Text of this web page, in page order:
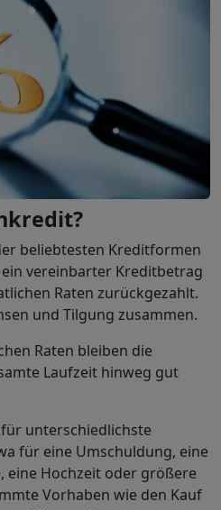
beliebtesten Kreditformen
vereinbarter Kreditbetrag
Raten zurückgezahlt.
und Tilgung zusammen.
Raten bleiben die
Laufzeit hinweg gut
unterschiedlichste
für eine Umschuldung, eine
eine Hochzeit oder größere
Vorhaben wie den Kauf